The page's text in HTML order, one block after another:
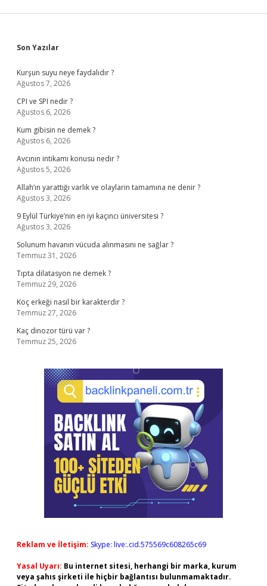
Sidebar
Son Yazılar
Kurşun suyu neye faydalıdır ?
Ağustos 7, 2026
CPI ve SPI nedir ?
Ağustos 6, 2026
Kum gibisin ne demek ?
Ağustos 6, 2026
Avcının intikamı konusu nedir ?
Ağustos 5, 2026
Allah’ın yarattığı varlık ve olaylarin tamamına ne denir ?
Ağustos 3, 2026
9 Eylül Türkiye’nin en iyi kaçıncı üniversitesi ?
Ağustos 3, 2026
Solunum havanın vücuda alınmasını ne sağlar ?
Temmuz 31, 2026
Tıpta dilatasyon ne demek ?
Temmuz 29, 2026
Koç erkeği nasıl bir karakterdir ?
Temmuz 27, 2026
Kaç dinozor türü var ?
Temmuz 25, 2026
Reklam ve İletişim: Skype: live:.cid.575569c608265c69
Yasal Uyarı: Bu internet sitesi, herhangi bir marka, kurum
veya şahıs şirketi ile hiçbir bağlantısı bulunmamaktadır.